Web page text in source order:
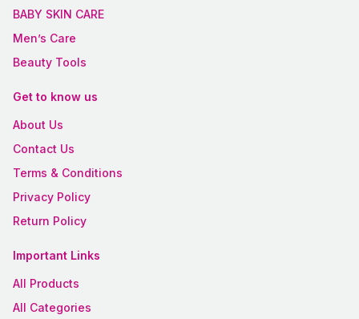
BABY SKIN CARE
Men’s Care
Beauty Tools
Get to know us
About Us
Contact Us
Terms & Conditions
Privacy Policy
Return Policy
Important Links
All Products
All Categories